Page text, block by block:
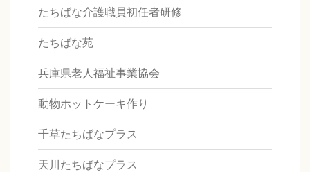
たちばな介護職員初任者研修
たちばな苑
兵庫県老人福祉事業協会
動物ホットケーキ作り
千草たちばなプラス
天川たちばなプラス